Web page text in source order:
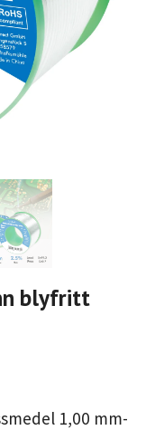
blyfritt
1,00 mm-